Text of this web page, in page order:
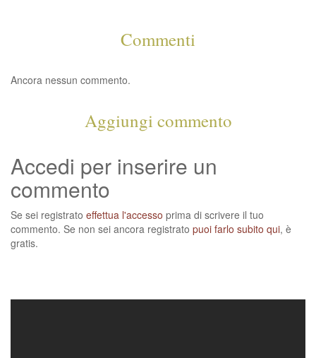
Commenti
Ancora nessun commento.
Aggiungi commento
Accedi per inserire un
commento
Se sei registrato effettua l'accesso prima di scrivere il tuo
commento. Se non sei ancora registrato puoi farlo subito qui, è
gratis.